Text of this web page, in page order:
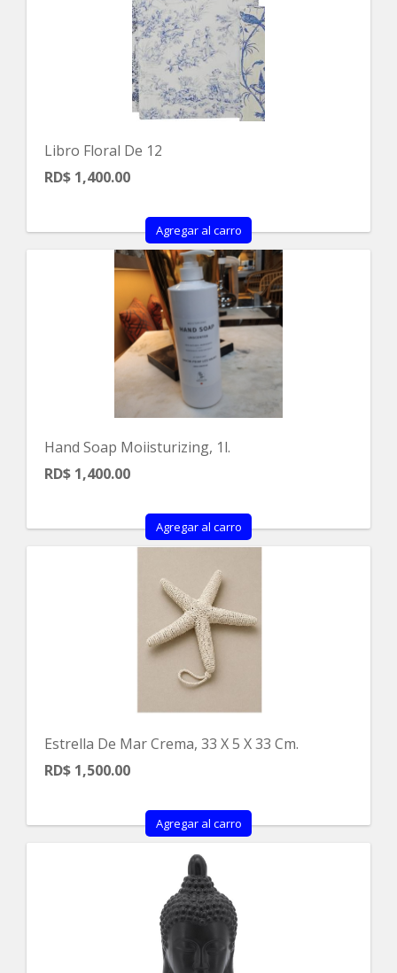
Libro Floral De 12
RD$ 1,400.00
Agregar al carro
Hand Soap Moiisturizing, 1l.
RD$ 1,400.00
Agregar al carro
Estrella De Mar Crema, 33 X 5 X 33 Cm.
RD$ 1,500.00
Agregar al carro